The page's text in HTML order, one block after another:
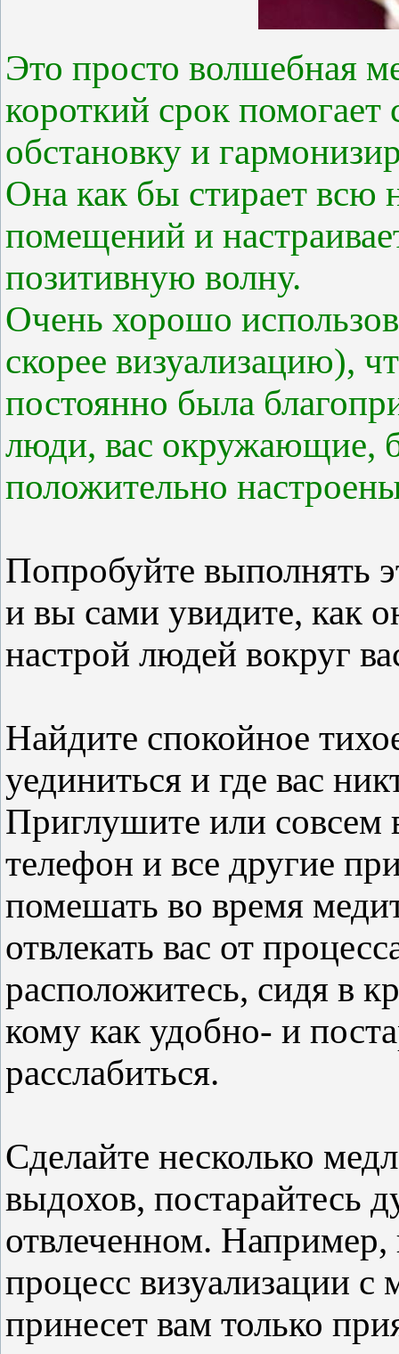
Это просто волшебная
короткий срок
обстановку и
Она как бы стирает
помещений и
позитивную волну.
Очень хорошо
скорее визуализацию),
постоянно была
люди, вас окружающие,
положительно
Попробуйте выполнять
и вы сами увидите, как
настрой людей вокруг
Найдите спокойное
уединиться и где вас
Приглушите или совсем
телефон и все другие
помешать во время
отвлекать вас от
расположитесь, сидя в
кому как удобно- и
расслабиться.
Сделайте несколько
выдохов, постарайтесь
отвлеченном. Например,
процесс визуализации
принесет вам только